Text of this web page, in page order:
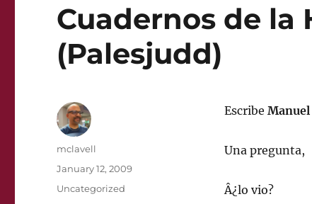
Cuadernos de
(Palesjudd)
Escribe
Una pregunta,
Â¿lo vio?
Author
mclavell
Posted
January 12, 2009
Categories
Uncategorized